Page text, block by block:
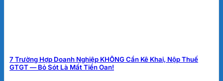
7 Trường Hợp Doanh Nghiệp KHÔNG Cần Kê Khai, Nộp Thuế
GTGT — Bỏ Sót Là Mất Tiền Oan!